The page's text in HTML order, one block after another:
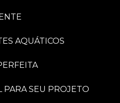
AQUÁTICOS
PARA SEU PROJETO